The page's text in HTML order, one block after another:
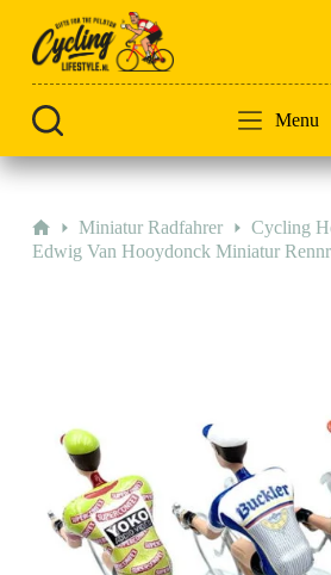
Inhalt
springen
Menu
StartMiniatur Radfahrer
Cycling
Edwig Van Hooydonck Miniatur